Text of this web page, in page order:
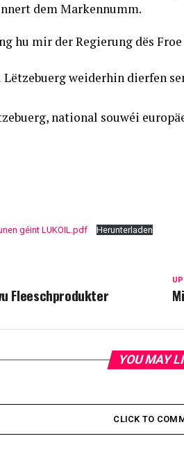
dem Markennumm.
hu mir der Regierung dës
Lëtzebuerg weiderhin dierfen
national souwéi
géint LUKOIL.pdf
Herunterladen
Fleeschprodukter
YOU MAY
CLICK TO